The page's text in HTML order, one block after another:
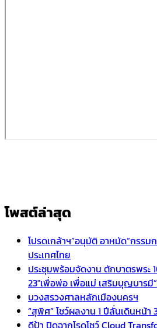
โพสต์ล่าสุด
โปรดเกล้าฯ”อนุมัติ อาหมัด”กรร
ประเทศไทย
ประชุมพร้อมจัดงาน ตักบาตรพระ
23″เพื่อพ่อ เพื่อแม่ เสริมบุญบารมี”
บวงสรวงศาลหลักเมืองนครฯ
“สุพิศ” โชว์ผลงาน 1 ปีลั่นเดินหน้